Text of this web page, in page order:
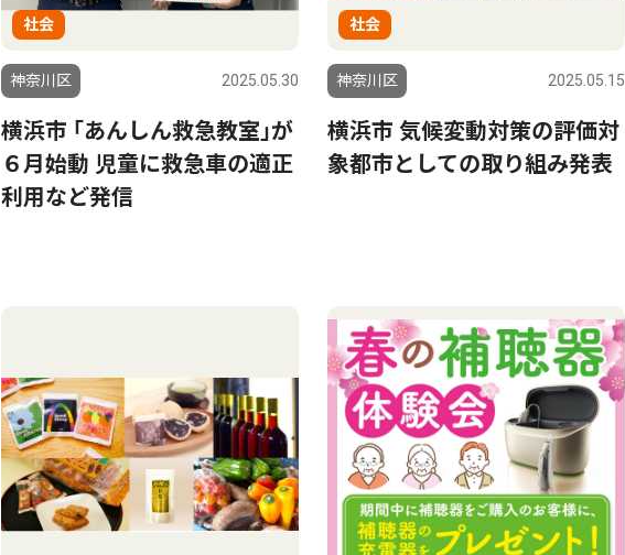
社会
神奈川区 2025.05.30
横浜市 ｢あんしん救急教室｣が
６月始動 児童に救急車の適正
利用など発信
社会
神奈川区 2025.05.15
横浜市 気候変動対策の評価対
象都市としての取り組み発表